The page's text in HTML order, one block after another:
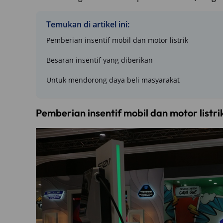
Temukan di artikel ini:
Pemberian insentif mobil dan motor listrik
Besaran insentif yang diberikan
Untuk mendorong daya beli masyarakat
Pemberian insentif mobil dan motor